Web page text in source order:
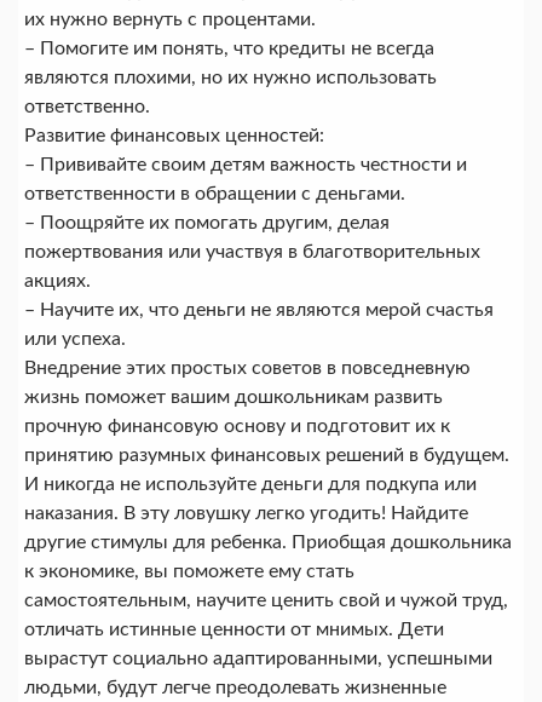
их нужно вернуть с процентами.
– Помогите им понять, что кредиты не всегда
являются плохими, но их нужно использовать
ответственно.
Развитие финансовых ценностей:
– Прививайте своим детям важность честности и
ответственности в обращении с деньгами.
– Поощряйте их помогать другим, делая
пожертвования или участвуя в благотворительных
акциях.
– Научите их, что деньги не являются мерой счастья
или успеха.
Внедрение этих простых советов в повседневную
жизнь поможет вашим дошкольникам развить
прочную финансовую основу и подготовит их к
принятию разумных финансовых решений в будущем.
И никогда не используйте деньги для подкупа или
наказания. В эту ловушку легко угодить! Найдите
другие стимулы для ребенка. Приобщая дошкольника
к экономике, вы поможете ему стать
самостоятельным, научите ценить свой и чужой труд,
отличать истинные ценности от мнимых. Дети
вырастут социально адаптированными, успешными
людьми, будут легче преодолевать жизненные